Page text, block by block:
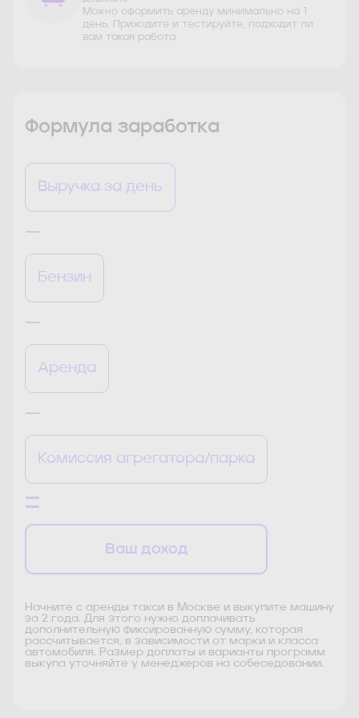
Можно оформить аренду минимально на 1
день. Приходите и тестируйте, подходит ли
вам такая работа
Формула заработка
Выручка за день
—
Бензин
—
Аренда
—
Комиссия агрегатора/парка
—
—
Ваш доход
Начните с аренды такси в Москве и выкупите машину
за 2 года. Для этого нужно доплачивать
дополнительную фиксированную сумму, которая
рассчитывается, в зависимости от марки и класса
автомобиля. Размер доплаты и варианты программ
выкупа уточняйте у менеджеров на собеседовании.